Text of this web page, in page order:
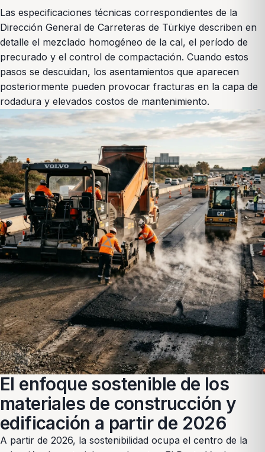
Las especificaciones técnicas correspondientes de la
Dirección General de Carreteras de Türkiye describen en
detalle el mezclado homogéneo de la cal, el período de
precurado y el control de compactación. Cuando estos
pasos se descuidan, los asentamientos que aparecen
posteriormente pueden provocar fracturas en la capa de
rodadura y elevados costos de mantenimiento.
El enfoque sostenible de los
materiales de construcción y
edificación a partir de 2026
A partir de 2026, la sostenibilidad ocupa el centro de la